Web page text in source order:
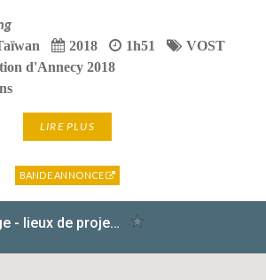
2018 1h51
VOST
d'Annecy 2018
LIRE PLUS
BANDE ANNONCE